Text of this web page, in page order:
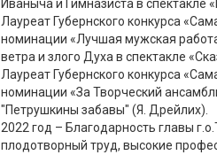
Иваныча и Гимназиста в спектакле
Лауреат Губернского конкурса
номинации «Лучшая мужская
ветра и злого Духа в спектакле
Лауреат Губернского конкурса
номинации «За Творческий
"Петрушкины забавы" (Я. Дрейлих).
2022 год – Благодарность главы
плодотворный труд, высокие